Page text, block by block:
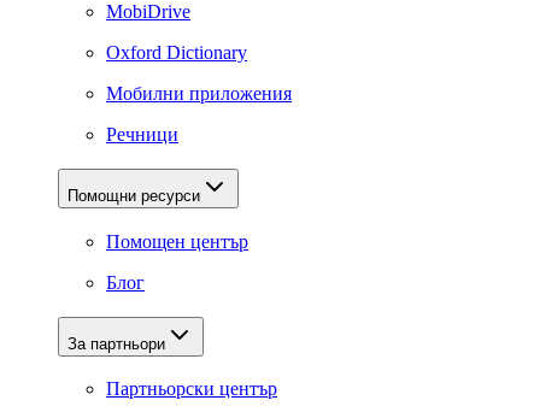
MobiDrive
Oxford Dictionary
Мобилни приложения
Речници
Помощни ресурси
Помощен център
Блог
За партньори
Партньорски център